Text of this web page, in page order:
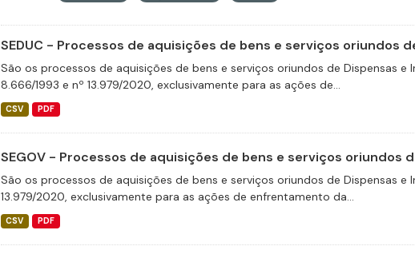
SEDUC - Processos de aquisições de bens e serviços oriundos
São os processos de aquisições de bens e serviços oriundos de Dispensas e
8.666/1993 e nº 13.979/2020, exclusivamente para as ações de...
CSV PDF
SEGOV - Processos de aquisições de bens e serviços oriundos
São os processos de aquisições de bens e serviços oriundos de Dispensas e
13.979/2020, exclusivamente para as ações de enfrentamento da...
CSV PDF